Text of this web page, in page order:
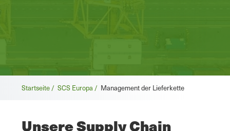
Brotkrümel
Startseite / SCS Europa / Management der Lieferkette
Unsere Supply Chain